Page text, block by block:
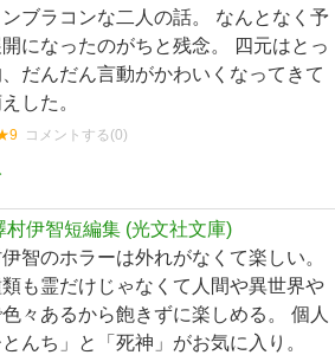
ブラコンな二人の話。 なんとなく予
になったのがちと残念。 四元はとっ
だんだん言動がかわいくなってきて
した。
コメントする(0)
村伊智短編集 (光文社文庫)
智のホラーは外れがなくて楽しい。
も霊だけじゃなくて人間や異世界や
々あるから飽きずに楽しめる。 個人
んち」と「死神」がお気に入り。